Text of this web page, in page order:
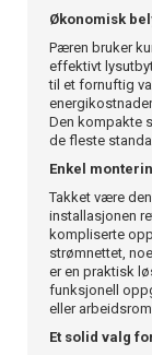
Økonomisk
Pæren bruker
effektivt
til et fornuftig
Den kompakte
de fleste
Enkel
Takket være
installasjonen
kompliserte
strømnettet,
er en praktisk
funksjonell
eller
Et solid valg